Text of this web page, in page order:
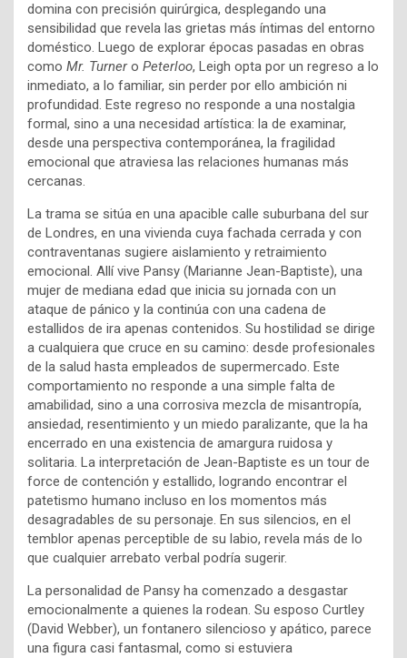
domina con precisión quirúrgica, desplegando una
sensibilidad que revela las grietas más íntimas del entorno
doméstico. Luego de explorar épocas pasadas en obras
como Mr. Turnero Peterloo, Leigh opta por un regreso a lo
inmediato, a lo familiar, sin perder por ello ambición ni
profundidad. Este regreso no responde a una nostalgia
formal, sino a una necesidad artística: la de examinar,
desde una perspectiva contemporánea, la fragilidad
emocional que atraviesa las relaciones humanas más
cercanas.
La trama se sitúa en una apacible calle suburbana del sur
de Londres, en una vivienda cuya fachada cerrada y con
contraventanas sugiere aislamiento y retraimiento
emocional. Allí vive Pansy (Marianne Jean-Baptiste), una
mujer de mediana edad que inicia su jornada con un
ataque de pánico y la continúa con una cadena de
estallidos de ira apenas contenidos. Su hostilidad se dirige
a cualquiera que cruce en su camino: desde profesionales
de la salud hasta empleados de supermercado. Este
comportamiento no responde a una simple falta de
amabilidad, sino a una corrosiva mezcla de misantropía,
ansiedad, resentimiento y un miedo paralizante, que la ha
encerrado en una existencia de amargura ruidosa y
solitaria. La interpretación de Jean-Baptiste es un tour de
force de contención y estallido, logrando encontrar el
patetismo humano incluso en los momentos más
desagradables de su personaje. En sus silencios, en el
temblor apenas perceptible de su labio, revela más de lo
que cualquier arrebato verbal podría sugerir.
La personalidad de Pansy ha comenzado a desgastar
emocionalmente a quienes la rodean. Su esposo Curtley
(David Webber), un fontanero silencioso y apático, parece
una figura casi fantasmal, como si estuviera